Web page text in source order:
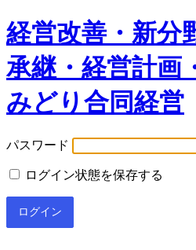
経営改善・新分
承継・経営計画
みどり合同経営
パスワード
ログイン状態を保存する